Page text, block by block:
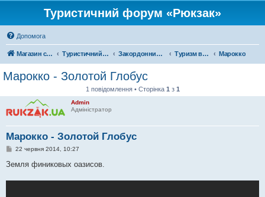
Туристичний форум «Рюкзак»
Допомога
Магазин спорядження Туристичний форум «Рюкзак» Закордонний туризм Туризм в Африці Марокко
Марокко - Золотой Глобус
1 повідомлення • Сторінка 1 з 1
Admin
Адміністратор
Марокко - Золотой Глобус
П
в
22 червня 2014, 10:27
Земля финиковых оазисов.